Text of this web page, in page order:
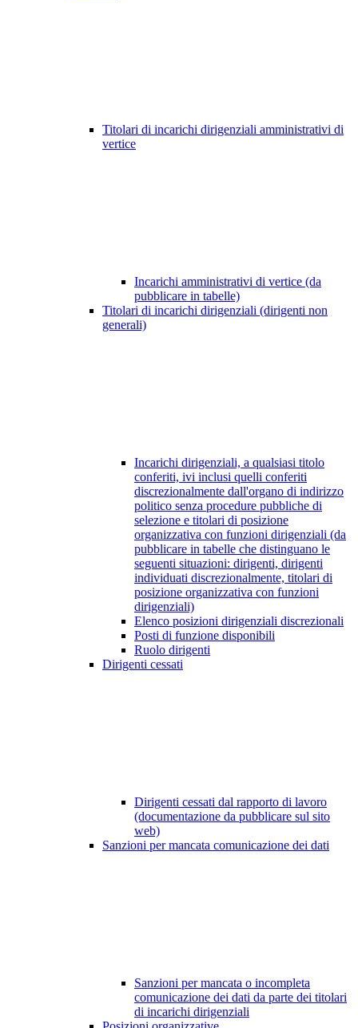
Titolari di incarichi dirigenziali amministrativi di
vertice
Incarichi amministrativi di vertice (da
pubblicare in tabelle)
Titolari di incarichi dirigenziali (dirigenti non
generali)
Incarichi dirigenziali, a qualsiasi titolo
conferiti, ivi inclusi quelli conferiti
discrezionalmente dall'organo di indirizzo
politico senza procedure pubbliche di
selezione e titolari di posizione
organizzativa con funzioni dirigenziali (da
pubblicare in tabelle che distinguano le
seguenti situazioni: dirigenti, dirigenti
individuati discrezionalmente, titolari di
posizione organizzativa con funzioni
dirigenziali)
Elenco posizioni dirigenziali discrezionali
Posti di funzione disponibili
Ruolo dirigenti
Dirigenti cessati
Dirigenti cessati dal rapporto di lavoro
(documentazione da pubblicare sul sito
web)
Sanzioni per mancata comunicazione dei dati
Sanzioni per mancata o incompleta
comunicazione dei dati da parte dei titolari
di incarichi dirigenziali